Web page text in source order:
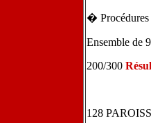
� Procédures
Ensemble de
200/300
128